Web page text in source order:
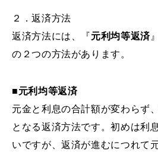
２．返済方法
返済方法には、『元利均等返済
の２つの方法があります。
■元利均等返済
元金と利息の合計額が変わらず
となる返済方法です。初めは利
いですが、返済が進むにつれて